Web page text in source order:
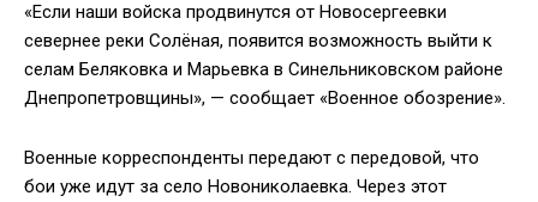
«Если наши войска продвинутся от Новосергеевки
севернее реки Солёная, появится возможность выйти к
селам Беляковка и Марьевка в Синельниковском районе
Днепропетровщины», — сообщает «Военное обозрение».
Военные корреспонденты передают с передовой, что
бои уже идут за село Новониколаевка. Через этот